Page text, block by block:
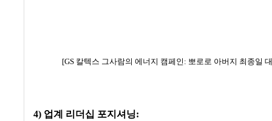
[GS 칼텍스 그사람의 에너지 캠페인: 뽀로로 아버지 최종일
4) 업계 리더십 포지셔닝: